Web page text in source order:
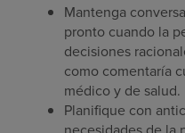
Mantenga
pronto cuando la
decisiones
como comentaría
médico y de salud.
Planifique con